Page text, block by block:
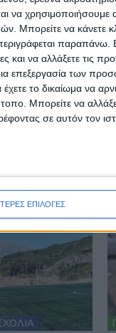
να
Μπορείτε να κάνετε
παραπάνω.
και να αλλάξετε τις
επεξεργασία των
το δικαίωμα να
Μπορείτε να
σε αυτόν τον
ΕΠΙΛΟΓΕΣ
της Καρδίτσας